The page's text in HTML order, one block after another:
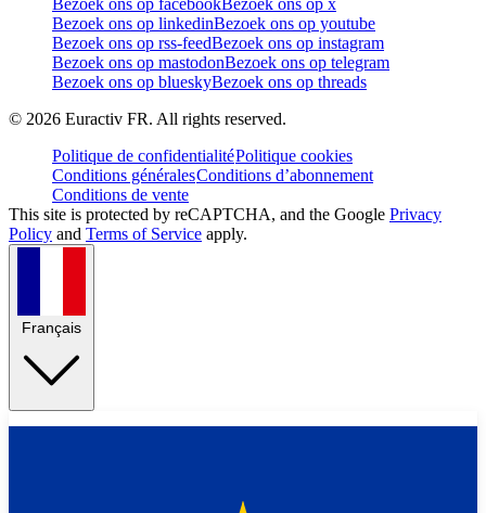
Bezoek ons op linkedinBezoek ons op youtube
Bezoek ons op rss-feedBezoek ons op instagram
Bezoek ons op mastodonBezoek ons op telegram
Bezoek ons op blueskyBezoek ons op threads
© 2026 Euractiv FR. All rights reserved.
Politique de confidentialitéPolitique cookies
Conditions généralesConditions d’abonnement
Conditions de vente
This site is protected by reCAPTCHA, and the Google Privacy
Policy and Terms of Service apply.
Français